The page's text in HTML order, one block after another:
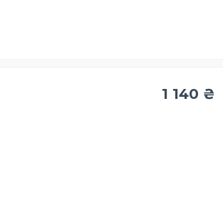
1 140 ₴